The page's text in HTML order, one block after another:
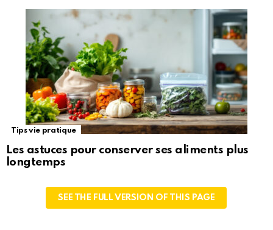
Tips vie pratique
Les astuces pour conserver ses aliments plus
longtemps
SEE THE FULL VERSION OF THIS PAGE